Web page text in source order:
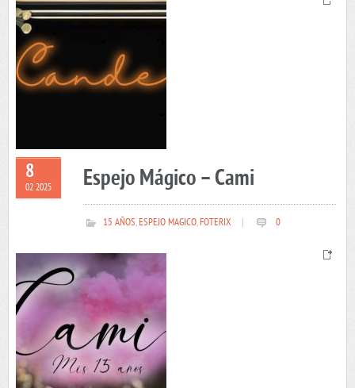
8
02 2025 Espejo Mágico – Cami
15 AÑOS,ESPEJO MAGICO,FOTERIX 0